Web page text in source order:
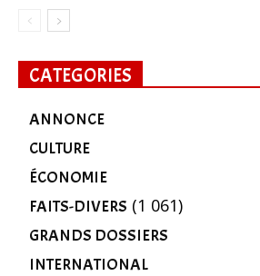
CATEGORIES
ANNONCE
CULTURE
ÉCONOMIE
FAITS-DIVERS (1 061)
GRANDS DOSSIERS
INTERNATIONAL